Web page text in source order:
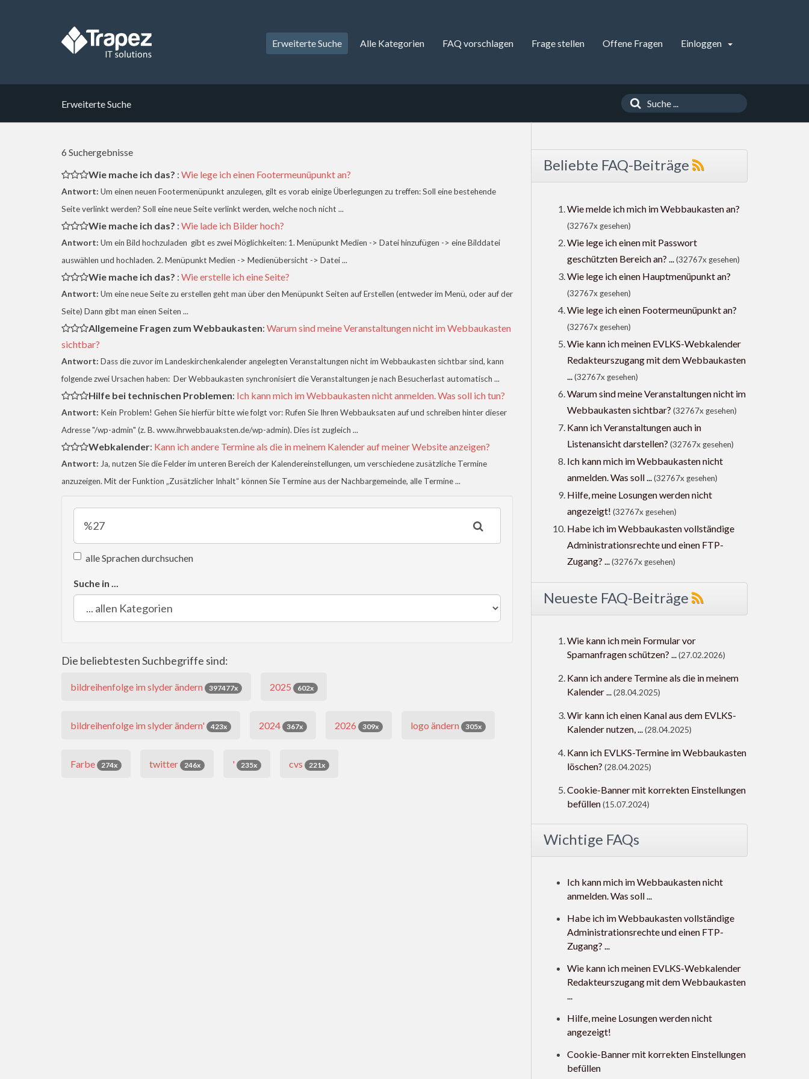
Erweiterte Suche Alle Kategorien FAQ vorschlagen Frage stellen Offene Fragen Einloggen
Erweiterte Suche
6 Suchergebnisse
Wie mache ich das? : Wie lege ich einen Footermeunüpunkt an?
Antwort: Um einen neuen Footermenüpunkt anzulegen, gilt es vorab einige Überlegungen zu treffen: Soll eine bestehende
Seite verlinkt werden? Soll eine neue Seite verlinkt werden, welche noch nicht ...
Wie mache ich das? : Wie lade ich Bilder hoch?
Antwort: Um ein Bild hochzuladen gibt es zwei Möglichkeiten: 1. Menüpunkt Medien -> Datei hinzufügen -> eine Bilddatei
auswählen und hochladen. 2. Menüpunkt Medien -> Medienübersicht -> Datei ...
Wie mache ich das? : Wie erstelle ich eine Seite?
Antwort: Um eine neue Seite zu erstellen geht man über den Menüpunkt Seiten auf Erstellen (entweder im Menü, oder auf der
Seite) Dann gibt man einen Seiten ...
Allgemeine Fragen zum Webbaukasten: Warum sind meine Veranstaltungen nicht im Webbaukasten
sichtbar?
Antwort: Dass die zuvor im Landeskirchenkalender angelegten Veranstaltungen nicht im Webbaukasten sichtbar sind, kann
folgende zwei Ursachen haben: Der Webbaukasten synchronisiert die Veranstaltungen je nach Besucherlast automatisch ...
Hilfe bei technischen Problemen: Ich kann mich im Webbaukasten nicht anmelden. Was soll ich tun?
Antwort: Kein Problem! Gehen Sie hierfür bitte wie folgt vor: Rufen Sie Ihren Webbauksaten auf und schreiben hinter dieser
Adresse "/wp-admin" (z. B. www.ihrwebbauaksten.de/wp-admin). Dies ist zugleich ...
Webkalender: Kann ich andere Termine als die in meinem Kalender auf meiner Website anzeigen?
Antwort: Ja, nutzen Sie die Felder im unteren Bereich der Kalendereinstellungen, um verschiedene zusätzliche Termine
anzuzeigen. Mit der Funktion „Zusätzlicher Inhalt“ können Sie Termine aus der Nachbargemeinde, alle Termine ...
alle Sprachen durchsuchen
Suche in ...
Die beliebtesten Suchbegriffe sind:
bildreihenfolge im slyder ändern 397477x 2025 602x
bildreihenfolge im slyder ändern' 423x 2024 367x 2026 309x logo ändern 305x
Farbe 274x twitter 246x ' 235x cvs 221x
Beliebte FAQ-Beiträge
Wie melde ich mich im Webbaukasten an?
(32767x gesehen)
Wie lege ich einen mit Passwort
geschützten Bereich an? ...(32767x gesehen)
Wie lege ich einen Hauptmenüpunkt an?
(32767x gesehen)
Wie lege ich einen Footermeunüpunkt an?
(32767x gesehen)
Wie kann ich meinen EVLKS-Webkalender
Redakteurszugang mit dem Webbaukasten
...(32767x gesehen)
Warum sind meine Veranstaltungen nicht im
Webbaukasten sichtbar? (32767x gesehen)
Kann ich Veranstaltungen auch in
Listenansicht darstellen? (32767x gesehen)
Ich kann mich im Webbaukasten nicht
anmelden. Was soll ...(32767x gesehen)
Hilfe, meine Losungen werden nicht
angezeigt! (32767x gesehen)
Habe ich im Webbaukasten vollständige
Administrationsrechte und einen FTP-
Zugang? ...(32767x gesehen)
Neueste FAQ-Beiträge
Wie kann ich mein Formular vor
Spamanfragen schützen? ...(27.02.2026)
Kann ich andere Termine als die in meinem
Kalender ...(28.04.2025)
Wir kann ich einen Kanal aus dem EVLKS-
Kalender nutzen, ...(28.04.2025)
Kann ich EVLKS-Termine im Webbaukasten
löschen? (28.04.2025)
Cookie-Banner mit korrekten Einstellungen
befüllen(15.07.2024)
Wichtige FAQs
Ich kann mich im Webbaukasten nicht
anmelden. Was soll ...
Habe ich im Webbaukasten vollständige
Administrationsrechte und einen FTP-
Zugang? ...
Wie kann ich meinen EVLKS-Webkalender
Redakteurszugang mit dem Webbaukasten
...
Hilfe, meine Losungen werden nicht
angezeigt!
Cookie-Banner mit korrekten Einstellungen
befüllen